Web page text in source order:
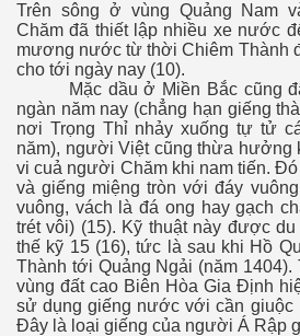
Trên sông ở vùng Quảng Nam
Chăm đã thiết lập nhiều xe nước
mương nước từ thời Chiêm Thành
cho tới ngày nay (10).
Mặc dầu ở Miền Bắc cũng
ngàn năm nay (chẳng hạn giếng
nơi Trọng Thỉ nhảy xuống tự tử
năm), người Việt cũng thừa hưởng
vi cuả người Chăm khi nam tiến.
và giếng miệng tròn với đáy
vuông, vách là đá ong hay gạch
trét vôi) (15). Kỹ thuật này được
thế kỹ 15 (16), tức là sau khi Hồ
Thành tới Quảng Ngải (năm
vùng đất cao Biên Hòa Gia Định
sử dụng giếng nước với cần giuộc
Đây là loại giếng của người Á Rập
1